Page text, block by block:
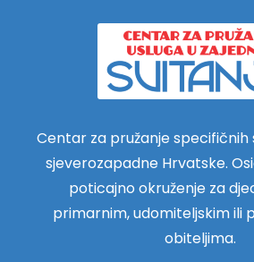
Centar za pružanje specifičnih
sjeverozapadne Hrvatske.
poticajno okruženje za
primarnim, udomiteljskim ili
obiteljima.